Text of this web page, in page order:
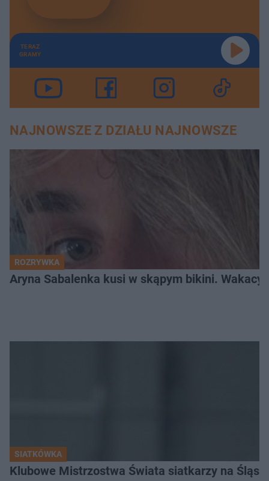
TERAZ
GRAMY
NAJNOWSZE Z DZIAŁU NAJNOWSZE
ROZRYWKA
Aryna Sabalenka kusi w skąpym bikini.
SIATKÓWKA
Klubowe Mistrzostwa Świata siatkarzy na